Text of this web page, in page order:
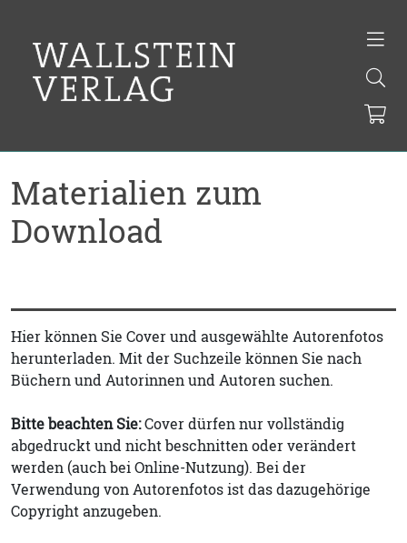
Materialien zum
Download
Hier können Sie Cover und ausgewählte Autorenfotos
herunterladen. Mit der Suchzeile können Sie nach
Büchern und Autorinnen und Autoren suchen.
Bitte beachten Sie:Cover dürfen nur vollständig
abgedruckt und nicht beschnitten oder verändert
werden (auch bei Online-Nutzung). Bei der
Verwendung von Autorenfotos ist das dazugehörige
Copyright anzugeben.